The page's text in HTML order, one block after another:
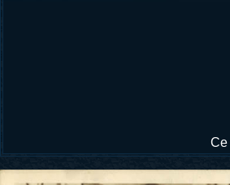
Ce